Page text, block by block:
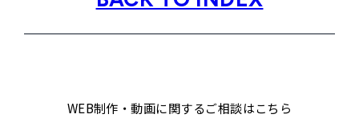
WEB制作・動画に関するご相談はこちら